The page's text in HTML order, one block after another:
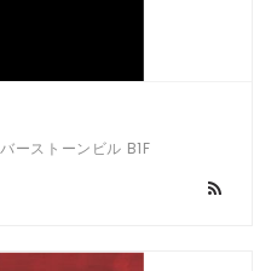
ーストーンビル B1F